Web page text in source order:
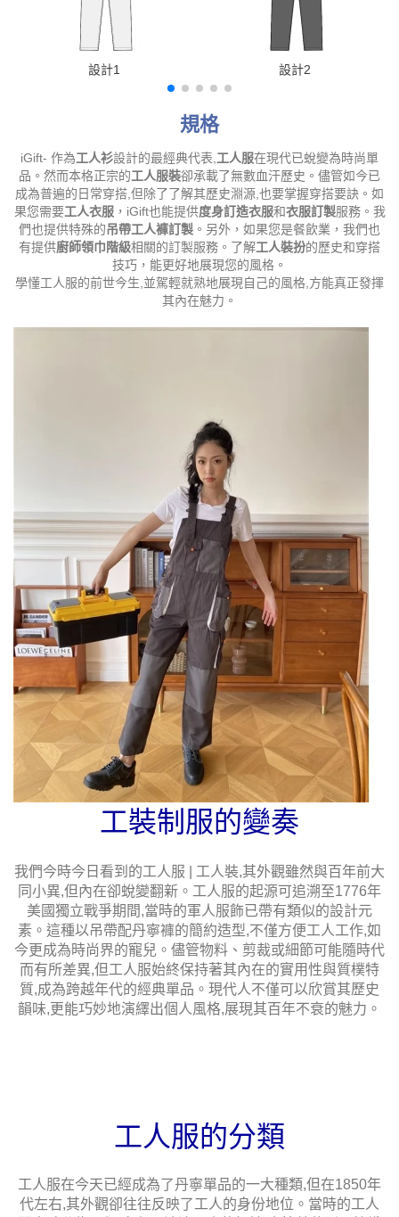
設計1 設計2
規格
iGift- 作為工人衫設計的最經典代表, 工人服在現代已蛻變為時尚單
品。然而本格正宗的工人服裝卻承載了無數血汗歷史。儘管如今已
成為普遍的日常穿搭,但除了了解其歷史淵源,也要掌握穿搭要訣。如
果您需要工人衣服，iGift也能提供度身訂造衣服和衣服訂製服務。我
們也提供特殊的吊帶工人褲訂製 。另外，如果您是餐飲業，我們也
有提供廚師領巾階級相關的訂製服務。了解工人裝扮的歷史和穿搭
技巧，能更好地展現您的風格。
學懂工人服的前世今生,並駕輕就熟地展現自己的風格,方能真正發揮
其內在魅力。
工裝制服的變奏
我們今時今日看到的工人服 | 工人裝,其外觀雖然與百年前大
同小異,但內在卻蛻變翻新。工人服的起源可追溯至1776年
美國獨立戰爭期間,當時的軍人服飾已帶有類似的設計元
素。這種以吊帶配丹寧褲的簡約造型,不僅方便工人工作,如
今更成為時尚界的寵兒。儘管物料、剪裁或細節可能隨時代
而有所差異,但工人服始終保持著其內在的實用性與質樸特
質,成為跨越年代的經典單品。現代人不僅可以欣賞其歷史
韻味,更能巧妙地演繹出個人風格,展現其百年不衰的魅力。
工人服的分類
工人服在今天已經成為了丹寧單品的一大種類,但在1850年
代左右,其外觀卻往往反映了工人的身份地位。當時的工人